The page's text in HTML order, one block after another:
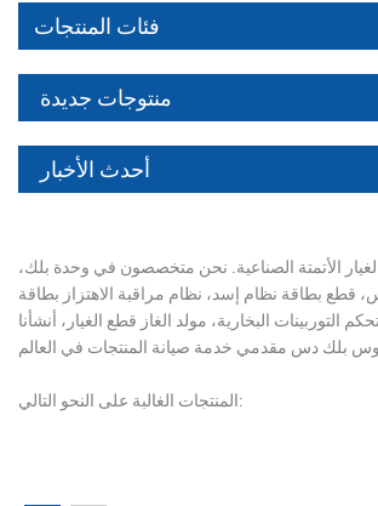
فئات المنتجات
منتوجات جديدة
أحدث الأخبار
الأتمتة الصناعية. نحن متخصصون في وحدة بلك،
بطاقة نظام إسد، نظام مراقبة الاهتزاز بطاقة
التوربينات البخارية، مولد الغاز قطع الغيار، أنشأنا
المنتجات الغالبة على النحو التالي: